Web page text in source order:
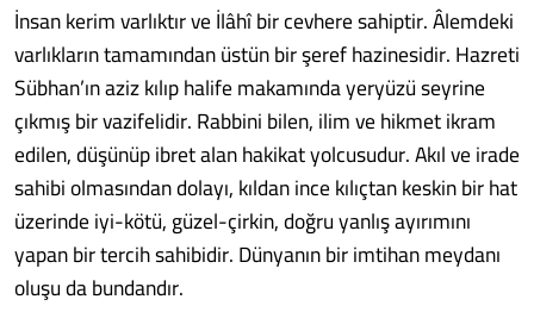
İnsan kerim varlıktır ve İlâhî bir cevhere sahiptir. Âlemdeki
varlıkların tamamından üstün bir şeref hazinesidir. Hazreti
Sübhan’ın aziz kılıp halife makamında yeryüzü seyrine
çıkmış bir vazifelidir. Rabbini bilen, ilim ve hikmet ikram
edilen, düşünüp ibret alan hakikat yolcusudur. Akıl ve irade
sahibi olmasından dolayı, kıldan ince kılıçtan keskin bir hat
üzerinde iyi-kötü, güzel-çirkin, doğru yanlış ayırımını
yapan bir tercih sahibidir. Dünyanın bir imtihan meydanı
oluşu da bundandır.